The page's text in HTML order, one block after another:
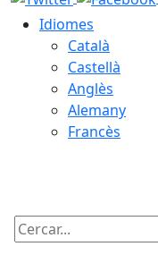
Idiomes
Català
Castellà
Anglès
Alemany
Francès
Cercar: